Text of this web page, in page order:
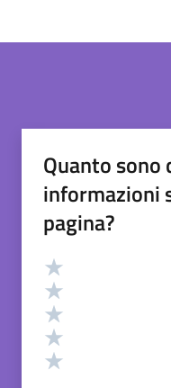
Quanto sono
informazioni
pagina?
Valutazione